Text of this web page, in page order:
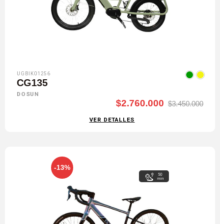
UGBIK01256
CG135
DOSUN
$2.760.000 $3.450.000
VER DETALLES
-13%
50
min